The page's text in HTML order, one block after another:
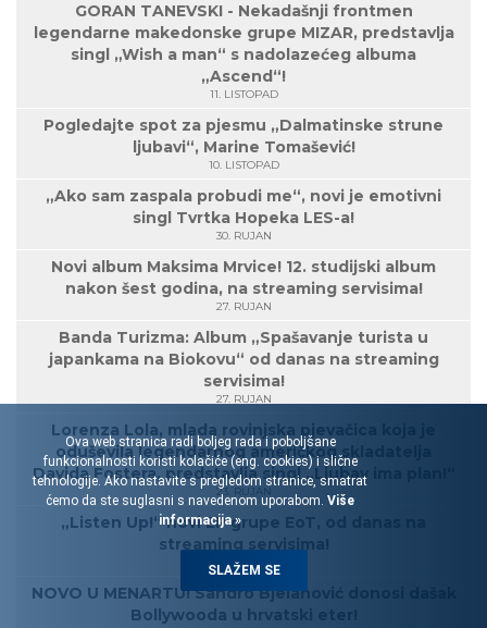
GORAN TANEVSKI - Nekadašnji frontmen
legendarne makedonske grupe MIZAR, predstavlja
singl „Wish a man“ s nadolazećeg albuma
„Ascend“!
11. LISTOPAD
Pogledajte spot za pjesmu „Dalmatinske strune
ljubavi“, Marine Tomašević!
10. LISTOPAD
„Ako sam zaspala probudi me“, novi je emotivni
singl Tvrtka Hopeka LES-a!
30. RUJAN
Novi album Maksima Mrvice! 12. studijski album
nakon šest godina, na streaming servisima!
27. RUJAN
Banda Turizma: Album „Spašavanje turista u
japankama na Biokovu“ od danas na streaming
servisima!
27. RUJAN
Lorenza Lola, mlada rovinjska pjevačica koja je
oduševila legendarnog američkog skladatelja
Davida Fostera, predstavlja singl „Ljubav ima plan!“
23. RUJAN
„Listen Up!“ novi EP grupe EoT, od danas na
streaming servisima!
20. RUJAN
NOVO U MENARTU! Sandro Bjelanović donosi dašak
Bollywooda u hrvatski eter!
Ova web stranica radi boljeg rada i poboljšane
funkcionalnosti koristi kolačiće (eng. cookies) i slične
tehnologije. Ako nastavite s pregledom stranice, smatrat
ćemo da ste suglasni s navedenom uporabom. Više
informacija »
SLAŽEM SE